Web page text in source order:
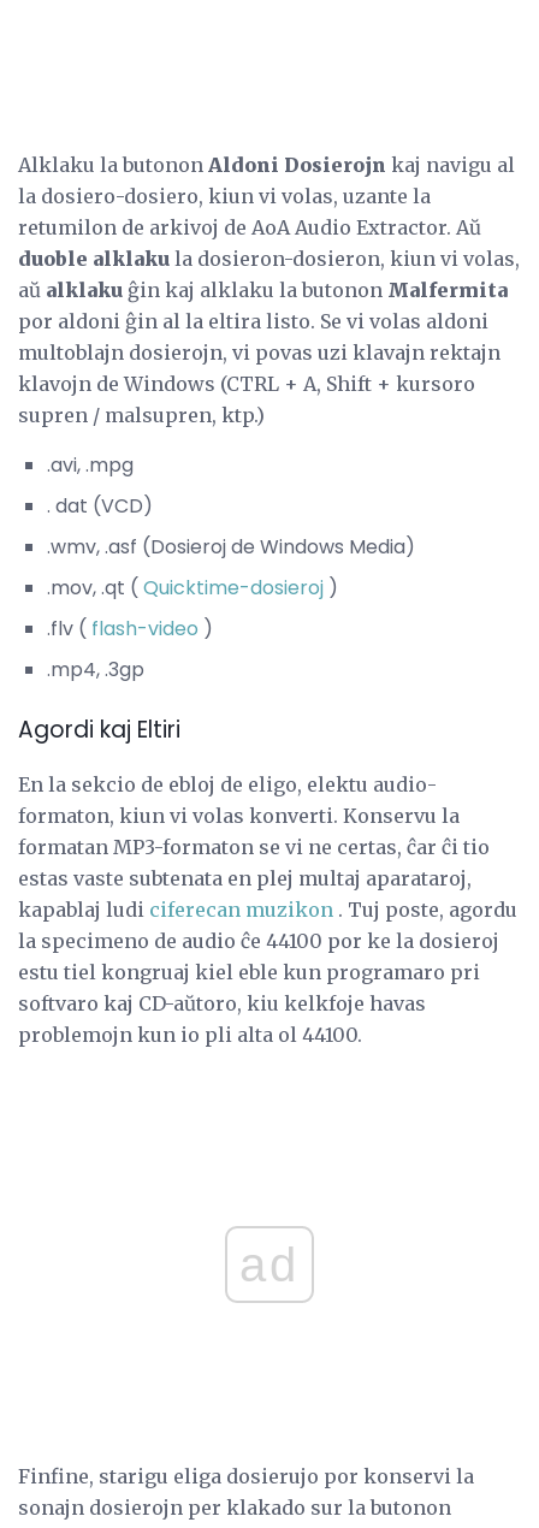
Alklaku la butonon Aldoni Dosierojn kaj navigu al
la dosiero-dosiero, kiun vi volas, uzante la
retumilon de arkivoj de AoA Audio Extractor. Aŭ
duoble alklaku la dosieron-dosieron, kiun vi volas,
aŭ alklaku ĝin kaj alklaku la butonon Malfermita
por aldoni ĝin al la eltira listo. Se vi volas aldoni
multoblajn dosierojn, vi povas uzi klavajn rektajn
klavojn de Windows (CTRL + A, Shift + kursoro
supren / malsupren, ktp.)
.avi, .mpg
. dat (VCD)
.wmv, .asf (Dosieroj de Windows Media)
.mov, .qt ( Quicktime-dosieroj )
.flv ( flash-video )
.mp4, .3gp
Agordi kaj Eltiri
En la sekcio de ebloj de eligo, elektu audio-
formaton, kiun vi volas konverti. Konservu la
formatan MP3-formaton se vi ne certas, ĉar ĉi tio
estas vaste subtenata en plej multaj aparataroj,
kapablaj ludi ciferecan muzikon . Tuj poste, agordu
la specimeno de audio ĉe 44100 por ke la dosieroj
estu tiel kongruaj kiel eble kun programaro pri
softvaro kaj CD-aŭtoro, kiu kelkfoje havas
problemojn kun io pli alta ol 44100.
ad
Finfine, starigu eliga dosierujo por konservi la
sonajn dosierojn per klakado sur la butonon